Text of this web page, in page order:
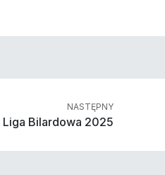
NASTĘPNY
Liga Bilardowa 2025